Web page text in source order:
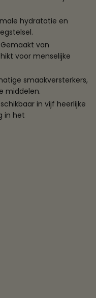
hydratatie en
Gemaakt van
voor menselijke
smaakversterkers,
middelen.
in vijf heerlijke
in het